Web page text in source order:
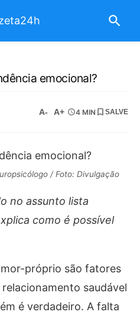
emocional?
A- A+ 4 MIN SALVE
/ Foto: Divulgação
no assunto lista
como é possível
próprio são fatores
saudável
é verdadeiro. A falta